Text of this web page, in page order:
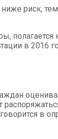
риск, тем
в 2016
в